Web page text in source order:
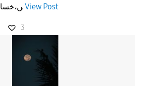
ں،خسارے ساتھ رہنے دو۔۔View Post
3